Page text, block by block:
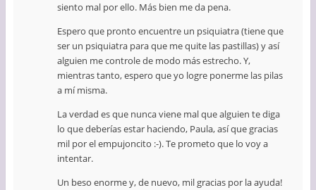
siento mal por ello. Más bien me da pena.
Espero que pronto encuentre un psiquiatra (tiene que
ser un psiquiatra para que me quite las pastillas) y así
alguien me controle de modo más estrecho. Y,
mientras tanto, espero que yo logre ponerme las pilas
a mí misma.
La verdad es que nunca viene mal que alguien te diga
lo que deberías estar haciendo, Paula, así que gracias
mil por el empujoncito :-). Te prometo que lo voy a
intentar.
Un beso enorme y, de nuevo, mil gracias por la ayuda!